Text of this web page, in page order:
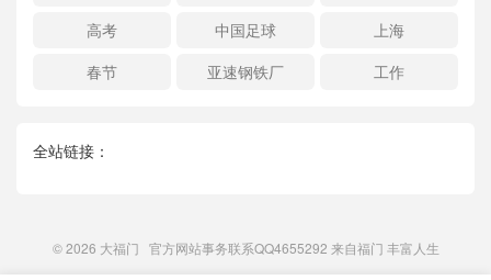
高考
中国足球
上海
春节
亚速钢铁厂 工作
全站链接：
© 2026 大福门 官方网站事务联系QQ4655292 来自福门 丰富人生